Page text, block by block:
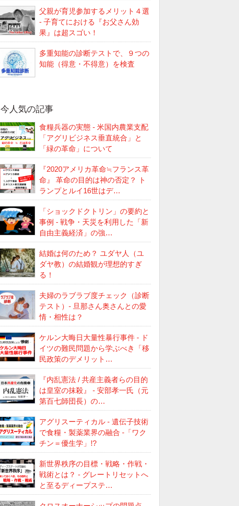
父親が育児参加するメリット４選
- 子育てにおける『お父さん効
果』は超スゴい！
多重知能の診断テストで、９つの
知能（得意・不得意）を検査
今人気の記事
食糧兵器の実態 - 米国内農業支配
「アグリビジネス垂直統合」と
「緑の革命」について
『2020アメリカ革命≒フランス革
命』 革命の目的は神の否定？ ト
ランプとルイ16世はデ…
「ショックドクトリン」の要約と
事例 - 戦争・天災を利用した「新
自由主義経済」の強…
結婚は何のため？ ユダヤ人（ユ
ダヤ教）の結婚観が理想的すぎ
る！
夫婦のラブラブ度チェック（診断
テスト）- 旦那さん奥さんとの愛
情・相性は？
ケルン大晦日大量性暴行事件 - ド
イツの難民問題から学ぶべき「移
民政策のデメリット…
『内乱憲法 / 共産主義者らの目的
は皇室の抹殺』 - 安部孝一氏（元
第百七師団長）の…
アグリスーティカル - 遺伝子技術
で食糧・製薬業界の融合 -「ワク
チン＝優生学」!?
新世界秩序の目標・戦略・作戦・
戦術とは？ - グレートリセットへ
と至るディープステ…